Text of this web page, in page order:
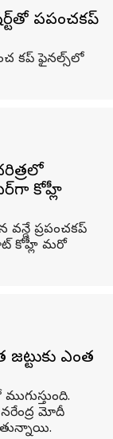
ప్రపంచకప్
కప్ ఫైనల్స్‌లో
కోహ్లీ
ప్రపంచకప్
కోహ్లీ మరో
ఎంత
మోదీ